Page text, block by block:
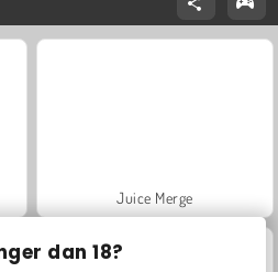
dan 18?
Juice Merge